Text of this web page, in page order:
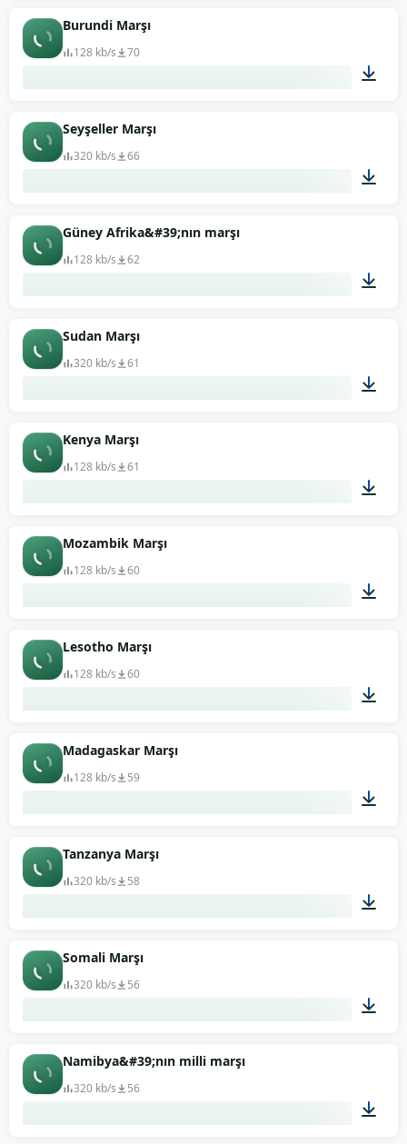
Burundi Marşı
128 kb/s 70
Seyşeller Marşı
320 kb/s 66
Güney Afrika&#39;nın marşı
128 kb/s 62
Sudan Marşı
320 kb/s 61
Kenya Marşı
128 kb/s 61
Mozambik Marşı
128 kb/s 60
Lesotho Marşı
128 kb/s 60
Madagaskar Marşı
128 kb/s 59
Tanzanya Marşı
320 kb/s 58
Somali Marşı
320 kb/s 56
Namibya&#39;nın milli marşı
320 kb/s 56